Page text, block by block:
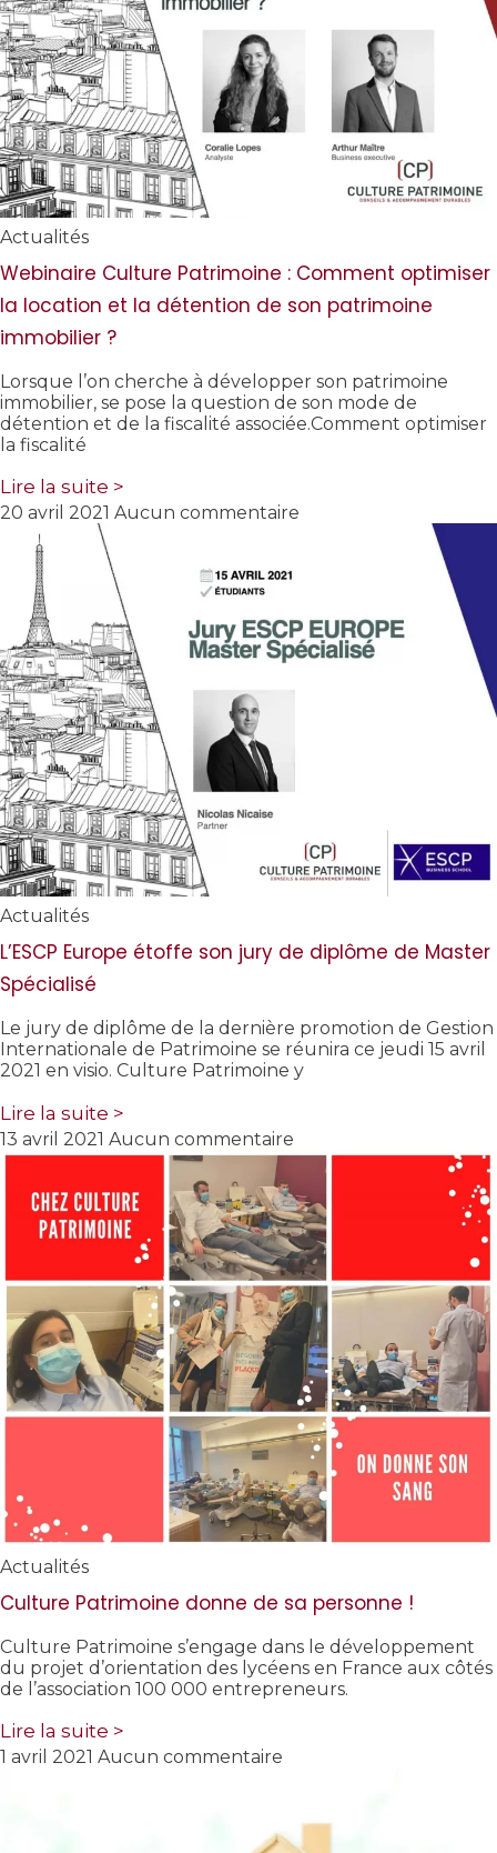
Actualités
Webinaire Culture Patrimoine : Comment optimiser
la location et la détention de son patrimoine
immobilier ?
Lorsque l’on cherche à développer son patrimoine
immobilier, se pose la question de son mode de
détention et de la fiscalité associée.Comment optimiser
la fiscalité
Lire la suite >
20 avril 2021 Aucun commentaire
Actualités
L’ESCP Europe étoffe son jury de diplôme de Master
Spécialisé
Le jury de diplôme de la dernière promotion de Gestion
Internationale de Patrimoine se réunira ce jeudi 15 avril
2021 en visio. Culture Patrimoine y
Lire la suite >
13 avril 2021 Aucun commentaire
Actualités
Culture Patrimoine donne de sa personne !
Culture Patrimoine s’engage dans le développement
du projet d’orientation des lycéens en France aux côtés
de l’association 100 000 entrepreneurs.
Lire la suite >
1 avril 2021 Aucun commentaire